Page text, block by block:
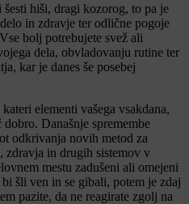
šesti hiši, dragi kozorog, to pa je
in zdravje ter odlične pogoje
bolj potrebujete svež ali
dela, obvladovanju rutine ter
kar je danes še posebej
elementi vašega vsakdana,
Današnje spremembe
odkrivanja novih metod za
zdravja in drugih sistemov v
mestu zadušeni ali omejeni
šli ven in se gibali, potem je zdaj
pazite, da ne reagirate zgolj na